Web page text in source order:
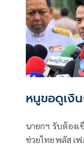
หนูขอดูเงิ
นายกฯ รับต้องเ
ช่วยไทยพลัส เฟส 2” สวนคนวิจารณ์ปมเป็นภาระประช